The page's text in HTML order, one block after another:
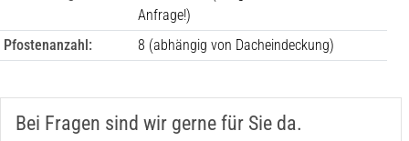
Anfrage!)
Pfostenanzahl:
8 (abhängig von Dacheindeckung)
Bei Fragen sind wir gerne für Sie da.